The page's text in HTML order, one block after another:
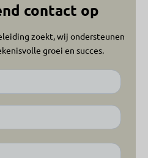
contact op
zoekt, wij ondersteunen
groei en succes.